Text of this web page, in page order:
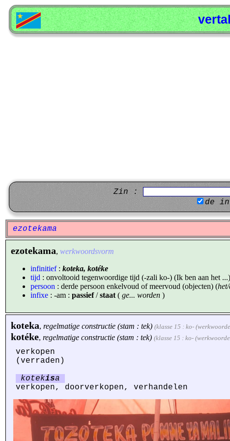
Zin :
de
ezotekama
ezotekama, werkwoordsvorm
infinitief: koteka, kotéke
tijd : onvoltooid tegenwoordige tijd (-zali ko-) (Ik ben aan het ...)
persoon : derde persoon enkelvoud of meervoud (objecten) (
infixe : -am : passief/staat ( ge... worden )
koteka, regelmatige constructie (stam : tek) (klasse 15 : ko-
kotéke, regelmatige constructie (stam : tek) (klasse 15 : ko-
verkopen
(verraden)
kotekisa
verkopen, doorverkopen, verhandelen